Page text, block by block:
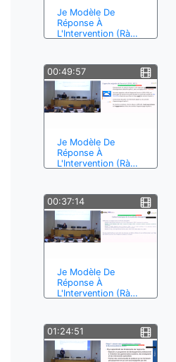
Je Modèle De
Réponse À
L'Intervention (Rà…
00:49:57
Je Modèle De
Réponse À
L'Intervention (Rà…
00:37:14
Je Modèle De
Réponse À
L'Intervention (Rà…
01:24:51